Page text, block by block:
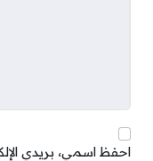
احفظ اسمي، بريدي